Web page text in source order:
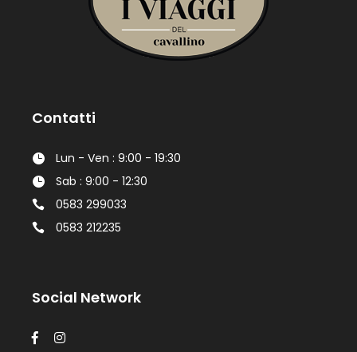
Contatti
Lun - Ven : 9:00 - 19:30
Sab : 9:00 - 12:30
0583 299033
0583 212235
Social Network